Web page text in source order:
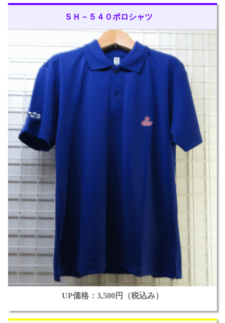
ＳＨ－５４０ポロシャツ
UP価格：3,500円（税込み）